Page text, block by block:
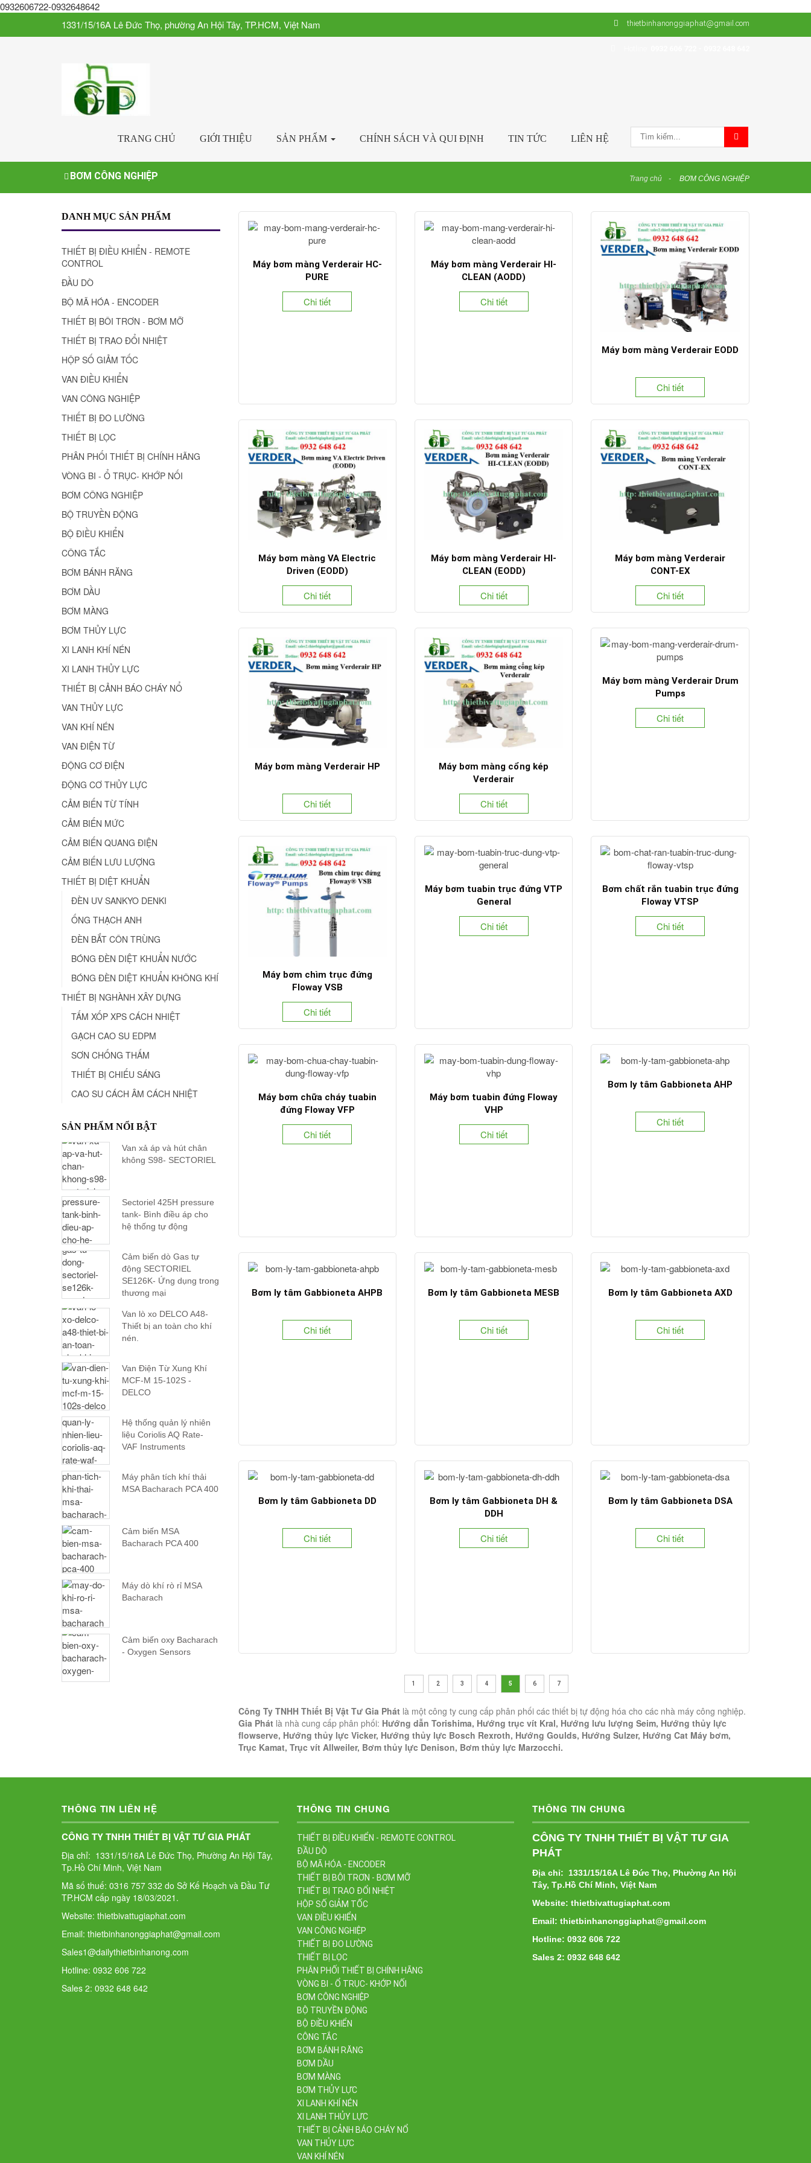
0932606722-0932648642
1331/15/16A Lê Đức Thọ, phường An Hội Tây, TP.HCM, Việt Nam
thietbinhanonggiaphat@gmail.com
TRANG CHỦ GIỚI THIỆU SẢN PHẨM CHÍNH SÁCH VÀ QUI ĐỊNH TIN TỨC LIÊN HỆ
BƠM CÔNG NGHIỆP Trang chủ BƠM CÔNG NGHIỆP
Máy bơm màng Verderair HC-
PURE
Chi tiết
Máy bơm màng Verderair HI-
CLEAN (AODD)
Chi tiết
Máy bơm màng Verderair EODD
Chi tiết
Máy bơm màng VA Electric
Driven (EODD)
Chi tiết
Máy bơm màng Verderair HI-
CLEAN (EODD)
Chi tiết
Máy bơm màng Verderair
CONT-EX
Chi tiết
Máy bơm màng Verderair HP
Chi tiết
Máy bơm màng cổng kép
Verderair
Chi tiết
Máy bơm màng Verderair Drum
Pumps
Chi tiết
Máy bơm chìm trục đứng
Floway VSB
Chi tiết
Máy bơm tuabin trục đứng VTP
General
Chi tiết
Bơm chất rắn tuabin trục đứng
Floway VTSP
Chi tiết
Máy bơm chữa cháy tuabin
đứng Floway VFP
Chi tiết
Máy bơm tuabin đứng Floway
VHP
Chi tiết
Bơm ly tâm Gabbioneta AHP
Chi tiết
Bơm ly tâm Gabbioneta AHPB
Chi tiết
Bơm ly tâm Gabbioneta MESB
Chi tiết
Bơm ly tâm Gabbioneta AXD
Chi tiết
Bơm ly tâm Gabbioneta DD
Chi tiết
Bơm ly tâm Gabbioneta DH &
DDH
Chi tiết
Bơm ly tâm Gabbioneta DSA
Chi tiết
1 2 3 4 5 6 7
Công Ty TNHH Thiết Bị Vật Tư Gia Phátlà một công ty cung cấp phân phối các thiết bị tự động hóa cho các nhà máy công nghiệp.
Gia Phátlà nhà cung cấp phân phối: Hướng dẫn Torishima, Hướng trục vít Kral, Hướng lưu lượng Seim, Hướng thủy lực
flowserve, Hướng thủy lực Vicker, Hướng thủy lực Bosch Rexroth, Hướng Goulds, Hướng Sulzer, Hướng Cat Máy bơm,
Trục Kamat, Trục vít Allweiler, Bơm thủy lực Denison, Bơm thủy lực Marzocchi.
DANH MỤC SẢN PHẨM
THIẾT BỊ ĐIỀU KHIỂN - REMOTE
CONTROL
ĐẦU DÒ
BỘ MÃ HÓA - ENCODER
THIẾT BỊ BÔI TRƠN - BƠM MỠ
THIẾT BỊ TRAO ĐỔI NHIỆT
HỘP SỐ GIẢM TỐC
VAN ĐIỀU KHIỂN
VAN CÔNG NGHIỆP
THIẾT BỊ ĐO LƯỜNG
THIẾT BỊ LỌC
PHÂN PHỐI THIẾT BỊ CHÍNH HÃNG
VÒNG BI - Ổ TRỤC- KHỚP NỐI
BƠM CÔNG NGHIỆP
BỘ TRUYỀN ĐỘNG
BỘ ĐIỀU KHIỂN
CÔNG TẮC
BƠM BÁNH RĂNG
BƠM DẦU
BƠM MÀNG
BƠM THỦY LỰC
XI LANH KHÍ NÉN
XI LANH THỦY LỰC
THIẾT BỊ CẢNH BÁO CHÁY NỔ
VAN THỦY LỰC
VAN KHÍ NÉN
VAN ĐIỆN TỪ
ĐỘNG CƠ ĐIỆN
ĐỘNG CƠ THỦY LỰC
CẢM BIẾN TỪ TÍNH
CẢM BIẾN MỨC
CẢM BIẾN QUANG ĐIỆN
CẢM BIẾN LƯU LƯỢNG
THIẾT BỊ DIỆT KHUẨN
ĐÈN UV SANKYO DENKI
ỐNG THẠCH ANH
ĐÈN BẮT CÔN TRÙNG
BÓNG ĐÈN DIỆT KHUẨN NƯỚC
BÓNG ĐÈN DIỆT KHUẨN KHÔNG KHÍ
THIẾT BỊ NGHÀNH XÂY DỰNG
TẤM XỐP XPS CÁCH NHIỆT
GẠCH CAO SU EDPM
SƠN CHỐNG THẤM
THIẾT BỊ CHIẾU SÁNG
CAO SU CÁCH ÂM CÁCH NHIỆT
SẢN PHẨM NỔI BẬT
Van xả áp và hút chân
không S98- SECTORIEL
Sectoriel 425H pressure
tank- Bình điều áp cho
hệ thống tự động
Cảm biến dò Gas tự
động SECTORIEL
SE126K- Ứng dụng trong
thương mại
Van lò xo DELCO A48-
Thiết bị an toàn cho khí
nén.
Van Điện Từ Xung Khí
MCF-M 15-102S -
DELCO
Hệ thống quản lý nhiên
liệu Coriolis AQ Rate-
VAF Instruments
Máy phân tích khí thải
MSA Bacharach PCA 400
Cảm biến MSA
Bacharach PCA 400
Máy dò khí rò rỉ MSA
Bacharach
Cảm biến oxy Bacharach
- Oxygen Sensors
THÔNG TIN LIÊN HỆ
CÔNG TY TNHH THIẾT BỊ VẬT TƯ GIA PHÁT
Địa chỉ: 1331/15/16A Lê Đức Thọ, Phường An Hội Tây,
Tp.Hồ Chí Minh, Việt Nam
Mã số thuế: 0316 757 332 do Sở Kế Hoạch và Đầu Tư
TP.HCM cấp ngày 18/03/2021.
Website: thietbivattugiaphat.com
Email: thietbinhanonggiaphat@gmail.com
Sales1@dailythietbinhanong.com
Hotline: 0932 606 722
Sales 2: 0932 648 642
THÔNG TIN CHUNG
THIẾT BỊ ĐIỀU KHIỂN - REMOTE CONTROL
ĐẦU DÒ
BỘ MÃ HÓA - ENCODER
THIẾT BỊ BÔI TRƠN - BƠM MỠ
THIẾT BỊ TRAO ĐỔI NHIỆT
HỘP SỐ GIẢM TỐC
VAN ĐIỀU KHIỂN
VAN CÔNG NGHIỆP
THIẾT BỊ ĐO LƯỜNG
THIẾT BỊ LỌC
PHÂN PHỐI THIẾT BỊ CHÍNH HÃNG
VÒNG BI - Ổ TRỤC- KHỚP NỐI
BƠM CÔNG NGHIỆP
BỘ TRUYỀN ĐỘNG
BỘ ĐIỀU KHIỂN
CÔNG TẮC
BƠM BÁNH RĂNG
BƠM DẦU
BƠM MÀNG
BƠM THỦY LỰC
XI LANH KHÍ NÉN
XI LANH THỦY LỰC
THIẾT BỊ CẢNH BÁO CHÁY NỔ
VAN THỦY LỰC
VAN KHÍ NÉN
THÔNG TIN CHUNG
CÔNG TY TNHH THIẾT BỊ VẬT TƯ GIA
PHÁT
Địa chỉ: 1331/15/16A Lê Đức Thọ, Phường An Hội
Tây, Tp.Hồ Chí Minh, Việt Nam
Website: thietbivattugiaphat.com
Email: thietbinhanonggiaphat@gmail.com
Hotline: 0932 606 722
Sales 2: 0932 648 642